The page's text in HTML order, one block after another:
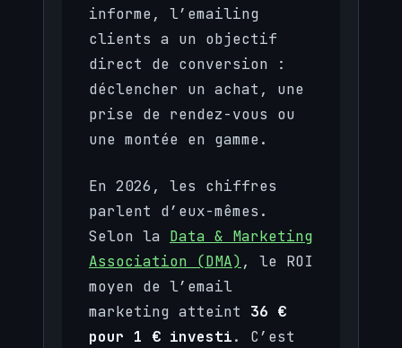
informe, l’emailing
clients a un objectif
direct de conversion :
déclencher un achat, une
prise de rendez-vous ou
une montée en gamme.
En 2026, les chiffres
parlent d’eux-mêmes.
Selon la Data & Marketing
Association (DMA) , le ROI
moyen de l’email
marketing atteint 36 €
pour 1 € investi. C’est